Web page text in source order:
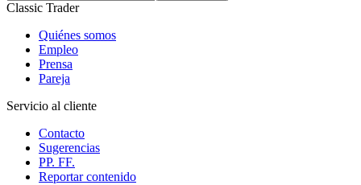
Classic Trader
Quiénes somos
Empleo
Prensa
Pareja
Servicio al cliente
Contacto
Sugerencias
PP. FF.
Reportar contenido